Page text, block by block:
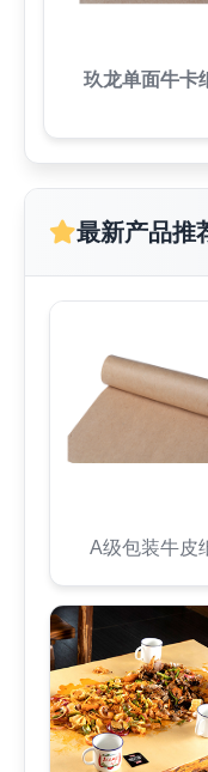
玖龙单面牛卡
最新产品推
A级包装牛皮